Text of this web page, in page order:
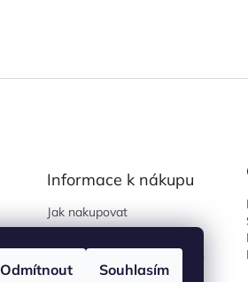
Odmítnout Souhlasím
Informace k nákupu
Jak nakupovat
Podmínky ochrany osobních
údajů